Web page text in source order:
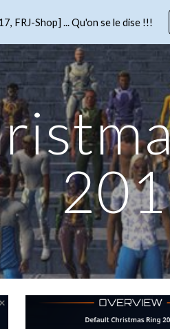
Skip to
FRJ-Shop] ... Qu'on se le dise !!!